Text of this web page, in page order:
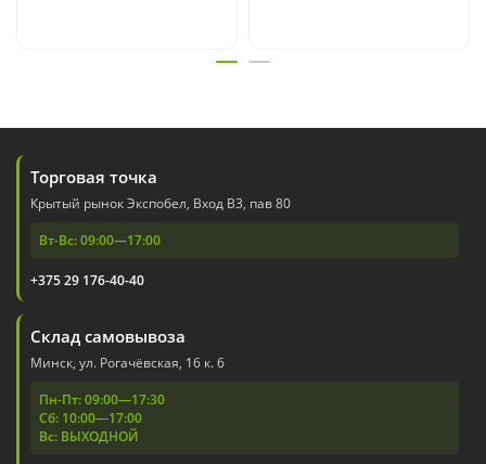
Торговая точка
Крытый рынок Экспобел, Вход В3, пав 80
Вт-Вс: 09:00—17:00
+375 29 176-40-40
Склад самовывоза
Минск, ул. Рогачёвская, 16 к. 6
Пн-Пт: 09:00—17:30
Сб: 10:00—17:00
Вс: ВЫХОДНОЙ